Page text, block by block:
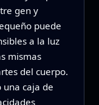
gen y
puede
a la luz
mismas
del cuerpo.
una caja de